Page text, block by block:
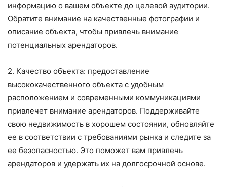
информацию о вашем объекте до целевой аудитории.
Обратите внимание на качественные фотографии и
описание объекта, чтобы привлечь внимание
потенциальных арендаторов.
2. Качество объекта: предоставление
высококачественного объекта с удобным
расположением и современными коммуникациями
привлечет внимание арендаторов. Поддерживайте
свою недвижимость в хорошем состоянии, обновляйте
ее в соответствии с требованиями рынка и следите за
ее безопасностью. Это поможет вам привлечь
арендаторов и удержать их на долгосрочной основе.